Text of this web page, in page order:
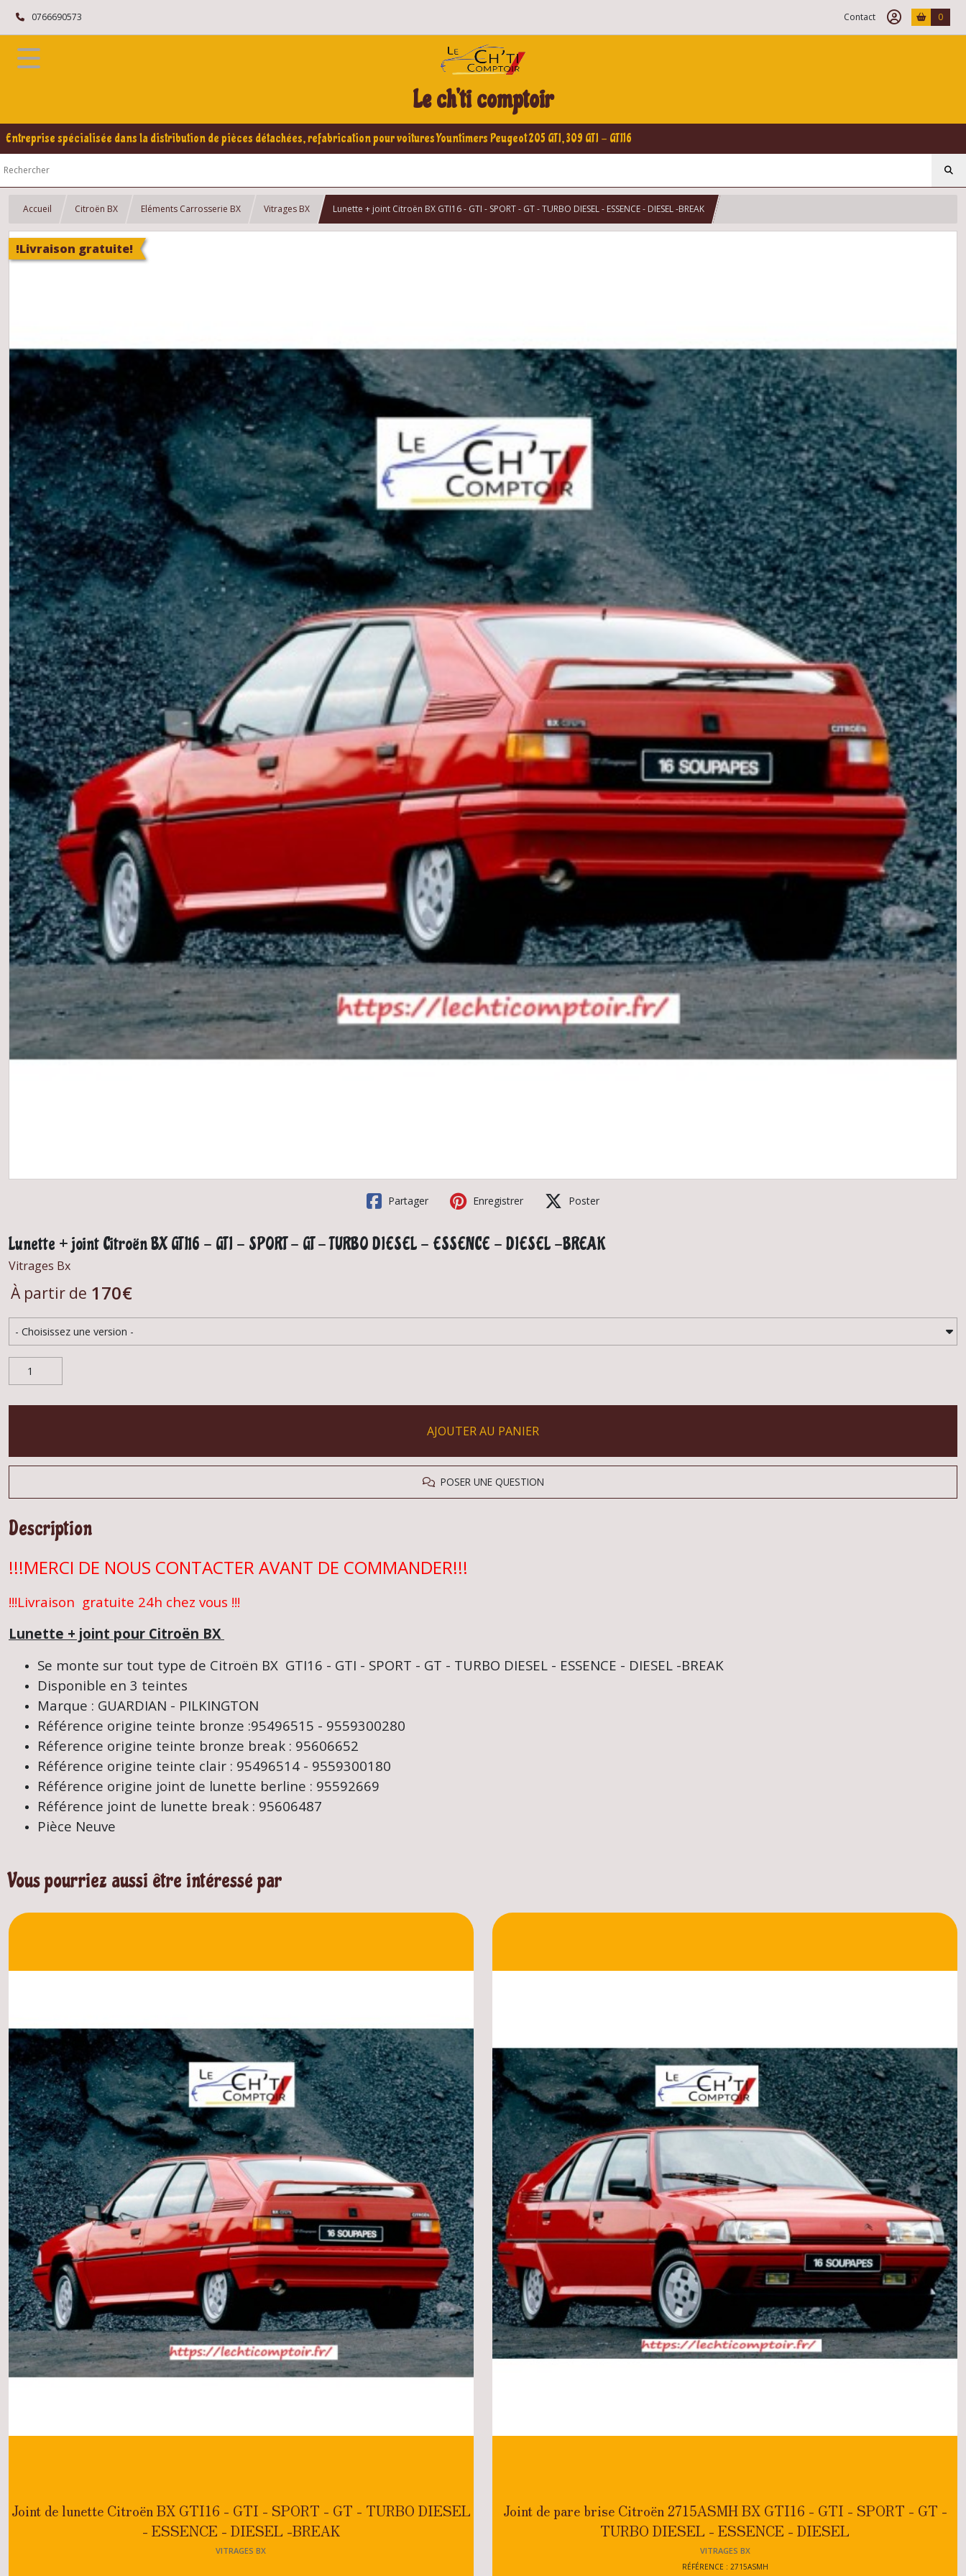
0766690573 Contact 0
Le ch'ti comptoir
Entreprise spécialisée dans la distribution de pièces détachées, refabrication pour voitures Yountimers Peugeot 205 GTI, 309 GTI - GTI16
Accueil Citroën BX Eléments Carrosserie BX Vitrages BX Lunette + joint Citroën BX GTI16 - GTI - SPORT - GT - TURBO DIESEL - ESSENCE - DIESEL -BREAK
!Livraison gratuite!
Partager Enregistrer Poster
Lunette + joint Citroën BX GTI16 - GTI - SPORT - GT - TURBO DIESEL - ESSENCE - DIESEL -BREAK
Vitrages Bx
À partir de 170€
AJOUTER AU PANIER
POSER UNE QUESTION
Description
!!!MERCI DE NOUS CONTACTER AVANT DE COMMANDER!!!
!!!Livraison gratuite 24h chez vous !!!
Lunette + joint pour Citroën BX
Se monte sur tout type de Citroën BX GTI16 - GTI - SPORT - GT - TURBO DIESEL - ESSENCE - DIESEL -BREAK
Disponible en 3 teintes
Marque : GUARDIAN - PILKINGTON
Référence origine teinte bronze :95496515 - 9559300280
Réference origine teinte bronze break : 95606652
Référence origine teinte clair : 95496514 - 9559300180
Référence origine joint de lunette berline : 95592669
Référence joint de lunette break : 95606487
Pièce Neuve
Vous pourriez aussi être intéressé par
Joint de lunette Citroën BX GTI16 - GTI - SPORT - GT - TURBO DIESEL
- ESSENCE - DIESEL -BREAK
VITRAGES BX
Joint de pare brise Citroën 2715ASMH BX GTI16 - GTI - SPORT - GT -
TURBO DIESEL - ESSENCE - DIESEL
VITRAGES BX
RÉFÉRENCE : 2715ASMH